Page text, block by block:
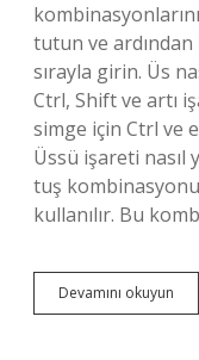
tutun ve ardından
sırayla girin. Üs
Ctrl, Shift ve artı
simge için Ctrl ve
Üssü işareti nasıl
tuş
kullanılır. Bu
Devamını okuyun
2